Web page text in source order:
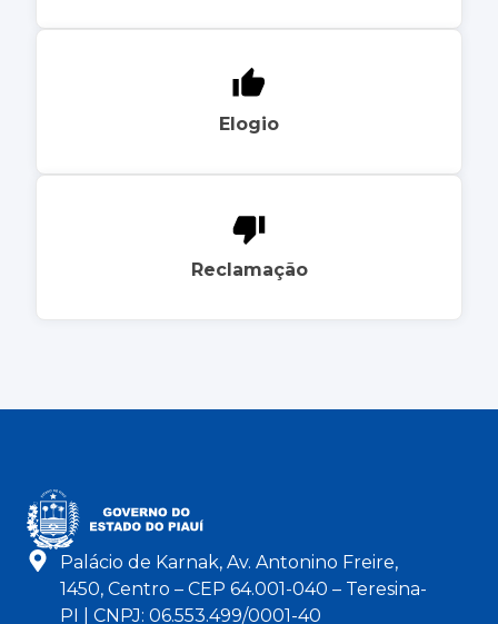
Elogio
Reclamação
Palácio de Karnak, Av. Antonino Freire,
1450, Centro – CEP 64.001-040 – Teresina-
PI | CNPJ: 06.553.499/0001-40